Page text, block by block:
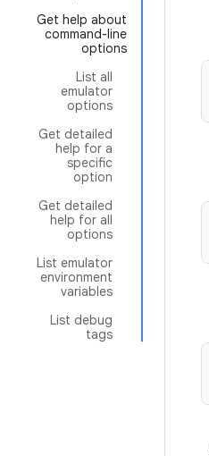
Get help about
command-line
options
List all
emulator
options
Get detailed
help for a
specific
option
Get detailed
help for all
options
List emulator
environment
variables
List debug
tags